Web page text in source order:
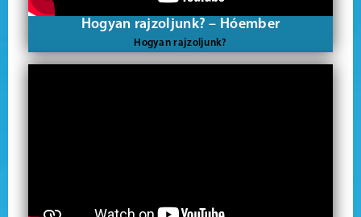
Hogyan rajzoljunk? – Hóember
Hogyan rajzoljunk?